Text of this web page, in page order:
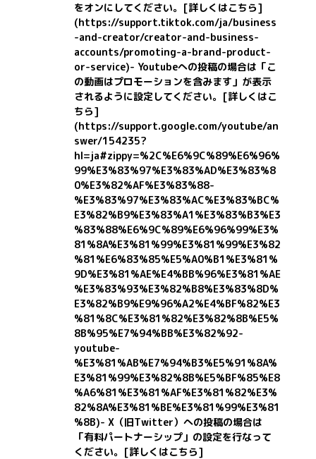
をオンにしてください。 [詳しくはこちら]
(https://support.tiktok.com/ja/business
-and-creator/creator-and-business-
accounts/promoting-a-brand-product-
or-service)- Youtubeへの投稿の場合は「こ
の動画はプロモーションを含みます」が表示
されるように設定してください。 [詳しくはこ
ちら]
(https://support.google.com/youtube/an
swer/154235?
hl=ja#zippy=%2C%E6%9C%89%E6%96%
99%E3%83%97%E3%83%AD%E3%83%8
0%E3%82%AF%E3%83%88-
%E3%83%97%E3%83%AC%E3%83%BC%
E3%82%B9%E3%83%A1%E3%83%B3%E3
%83%88%E6%9C%89%E6%96%99%E3%
81%8A%E3%81%99%E3%81%99%E3%82
%81%E6%83%85%E5%A0%B1%E3%81%
9D%E3%81%AE%E4%BB%96%E3%81%AE
%E3%83%93%E3%82%B8%E3%83%8D%
E3%82%B9%E9%96%A2%E4%BF%82%E3
%81%8C%E3%81%82%E3%82%8B%E5%
8B%95%E7%94%BB%E3%82%92-
youtube-
%E3%81%AB%E7%94%B3%E5%91%8A%
E3%81%99%E3%82%8B%E5%BF%85%E8
%A6%81%E3%81%AF%E3%81%82%E3%
82%8A%E3%81%BE%E3%81%99%E3%81
%8B)- X（旧Twitter）への投稿の場合は
「有料パートナーシップ」の設定を行なって
ください。 [詳しくはこちら]